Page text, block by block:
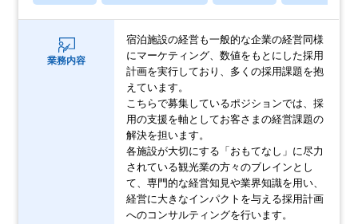
業務内容
宿泊施設の経営も一般的な企業の経営同様
にマーケティング、数値をもとにした採用
計画を実行しており、多くの採用課題を抱
えています。
こちらで募集しているポジションでは、採
用の支援を軸としてお客さまの経営課題の
解決を担います。
各施設が大切にする「おもてなし」に尽力
されている観光業の方々のブレインとし
て、専門的な経営知見や業界知識を用い、
経営に大きなインパクトを与える採用計画
へのコンサルティングを行います。